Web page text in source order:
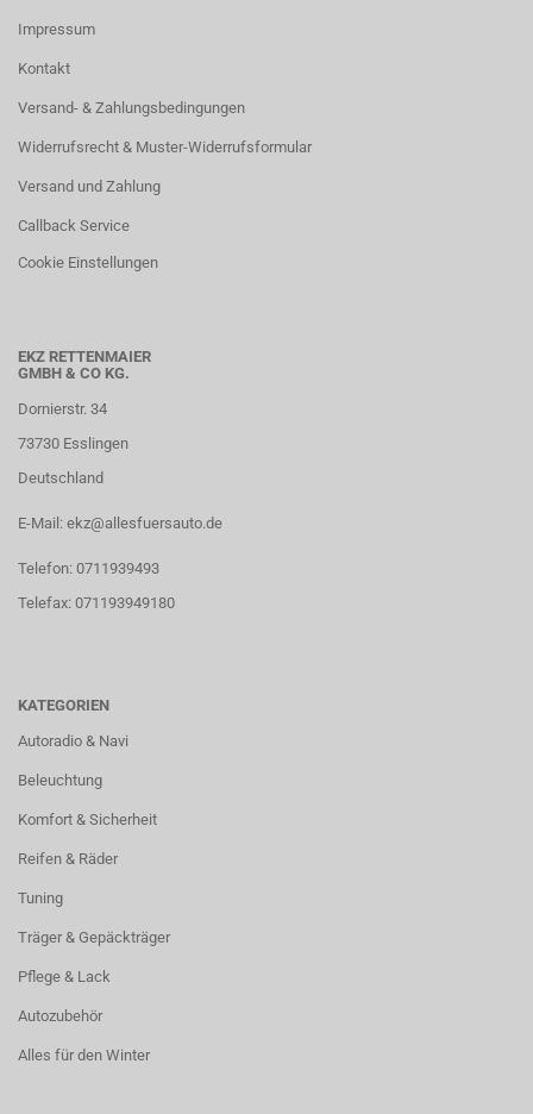
Impressum
Kontakt
Versand- & Zahlungsbedingungen
Widerrufsrecht & Muster-Widerrufsformular
Versand und Zahlung
Callback Service
Cookie Einstellungen
EKZ RETTENMAIER
GMBH & CO KG.
Dornierstr. 34
73730 Esslingen
Deutschland
E-Mail: ekz@allesfuersauto.de
Telefon: 0711939493
Telefax: 071193949180
KATEGORIEN
Autoradio & Navi
Beleuchtung
Komfort & Sicherheit
Reifen & Räder
Tuning
Träger & Gepäckträger
Pflege & Lack
Autozubehör
Alles für den Winter